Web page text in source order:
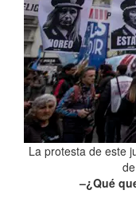
La protesta de este
–¿Qué